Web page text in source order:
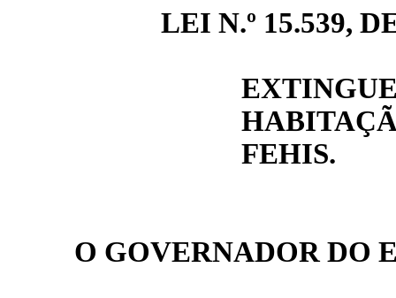
LEI N.º 15.539,
FEHIS.
O GOVERNADOR DO